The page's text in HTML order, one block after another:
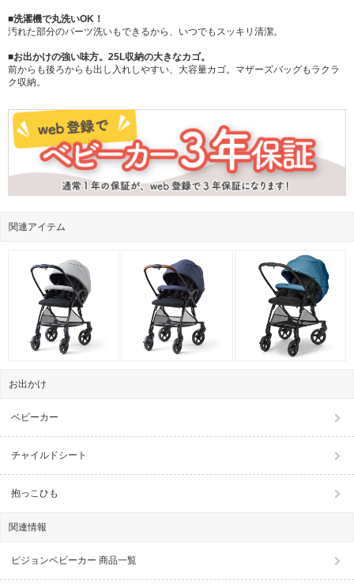
■洗濯機で丸洗いOK！
汚れた部分のパーツ洗いもできるから、いつでもスッキリ清潔。
■お出かけの強い味方。25L収納の大きなカゴ。
前からも後ろからも出し入れしやすい、大容量カゴ。マザーズバッグもラクラ
ク収納。
関連アイテム
お出かけ
ベビーカー
チャイルドシート
抱っこひも
関連情報
ピジョンベビーカー 商品一覧